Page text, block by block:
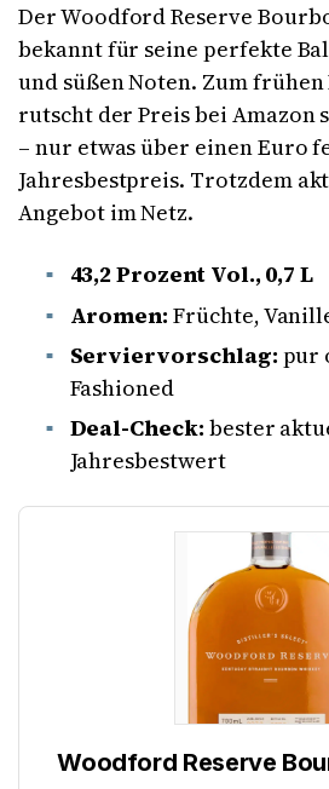
Der Woodford Reserve
bekannt für seine perfekte
und süßen Noten. Zum
rutscht der Preis bei Amazon
– nur etwas über einen Euro
Jahresbestpreis. Trotzdem
Angebot im Netz.
43,2 Prozent Vol., 0,7 L
Aromen: Früchte,
Serviervorschlag: pur
Fashioned
Deal-Check: bester
Jahresbestwert
Woodford Reserve